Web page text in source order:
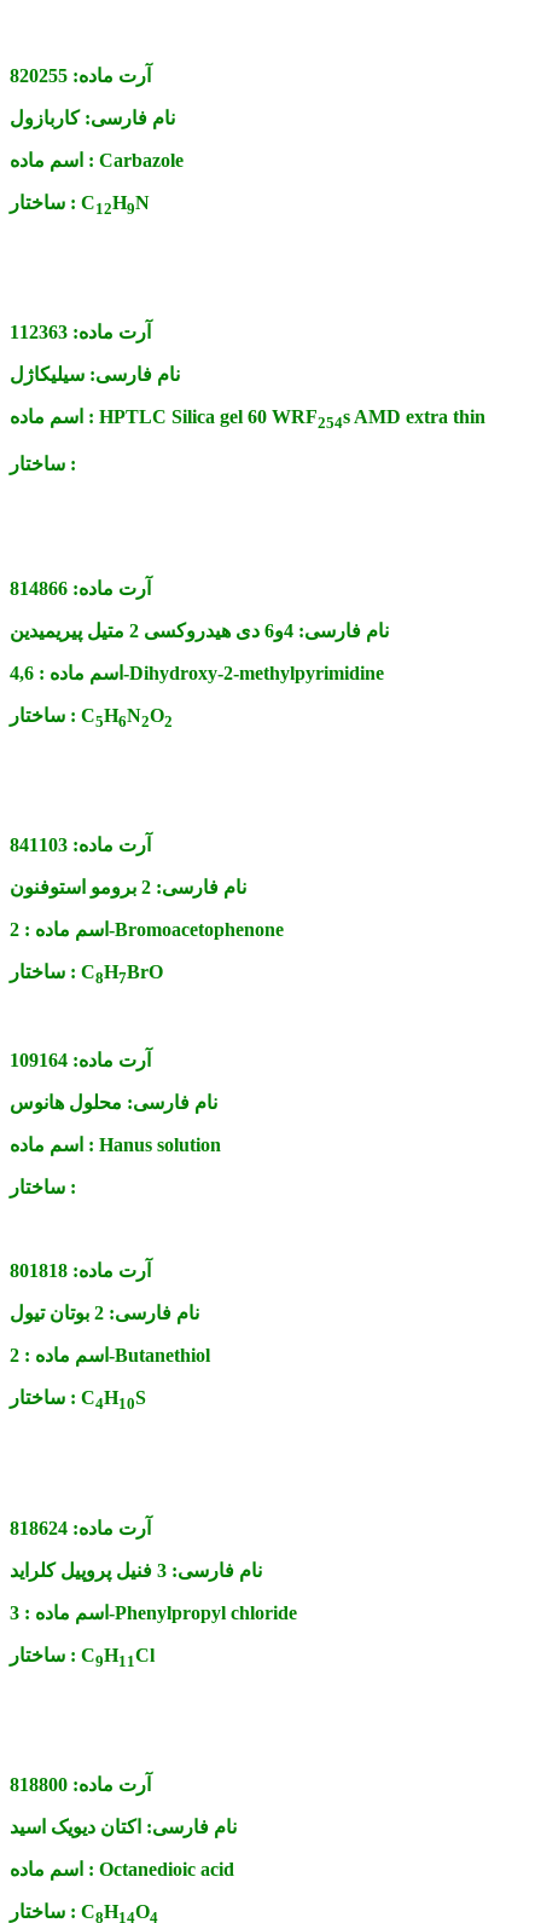
آرت ماده: 820255
نام فارسی: کاربازول
اسم ماده : Carbazole
ساختار : C12H9N
آرت ماده: 112363
نام فارسی: سیلیکاژل
اسم ماده : HPTLC Silica gel 60 WRF254s AMD extra thin
ساختار :
آرت ماده: 814866
نام فارسی: 4و6 دی هیدروکسی 2 متیل پیریمیدین
اسم ماده : 4,6-Dihydroxy-2-methylpyrimidine
ساختار : C5H6N2O2
آرت ماده: 841103
نام فارسی: 2 برومو استوفنون
اسم ماده : 2-Bromoacetophenone
ساختار : C8H7BrO
آرت ماده: 109164
نام فارسی: محلول هانوس
اسم ماده : Hanus solution
ساختار :
آرت ماده: 801818
نام فارسی: 2 بوتان تیول
اسم ماده : 2-Butanethiol
ساختار : C4H10S
آرت ماده: 818624
نام فارسی: 3 فنیل پروپیل کلراید
اسم ماده : 3-Phenylpropyl chloride
ساختار : C9H1 1Cl
آرت ماده: 818800
نام فارسی: اکتان دیویک اسید
اسم ماده : Octanedioic acid
ساختار : C8H14O4